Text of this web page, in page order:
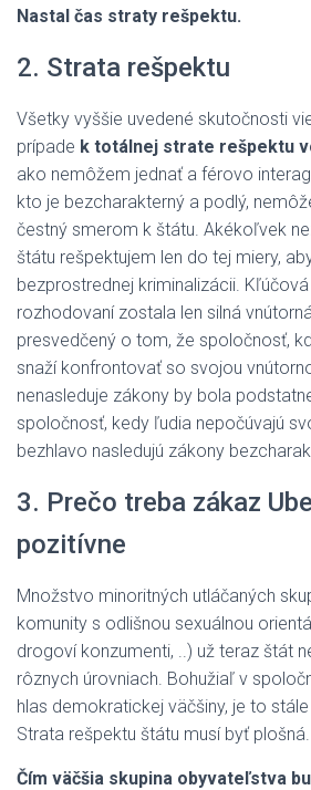
Nastal čas straty rešpektu.
2. Strata rešpektu
Všetky vyššie uvedené skutočnosti
prípade k totálnej strate rešpektu
ako nemôžem jednať a férovo
kto je bezcharakterný a podlý,
čestný smerom k štátu. Akékoľvek
štátu rešpektujem len do tej miery,
bezprostrednej kriminalizácii.
rozhodovaní zostala len silná
presvedčený o tom, že spoločnosť,
snaží konfrontovať so svojou
nenasleduje zákony by bola
spoločnosť, kedy ľudia nepočúvajú
bezhlavo nasledujú zákony
3. Prečo treba zákaz
pozitívne
Množstvo minoritných utláčaných
komunity s odlišnou sexuálnou
drogoví konzumenti, ..) už teraz štát
rôznych úrovniach. Bohužiaľ v
hlas demokratickej väčšiny, je to
Strata rešpektu štátu musí byť plošná.
Čím väčšia skupina obyvateľstva